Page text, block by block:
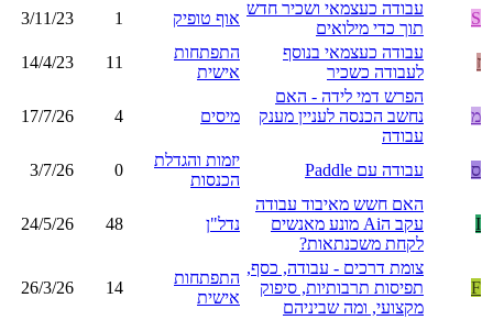
S
עבודה כעצמאי ושכיר חדש
תוך כדי מילואים
אוף טופיק 1
3/11/23
ז
עבודה כעצמאי בנוסף
לעבודה כשכיר
התפתחות
אישית
11
14/4/23
מ
הפרש דמי לידה - האם
נחשב הכנסה לעניין מענק
עבודה
מיסים 4
17/7/26
ס עבודה עם Paddle
יזמות והגדלת
הכנסות
0
3/7/26
I
האם חשש מאיבוד עבודה
עקב הAi מונע מאנשים
לקחת משכנתאות?
נדל"ן 48
24/5/26
F
צומת דרכים - עבודה, כסף,
תפיסות תרבותיות, סיפוק
מקצועי, ומה שביניהם
התפתחות
אישית
14
26/3/26